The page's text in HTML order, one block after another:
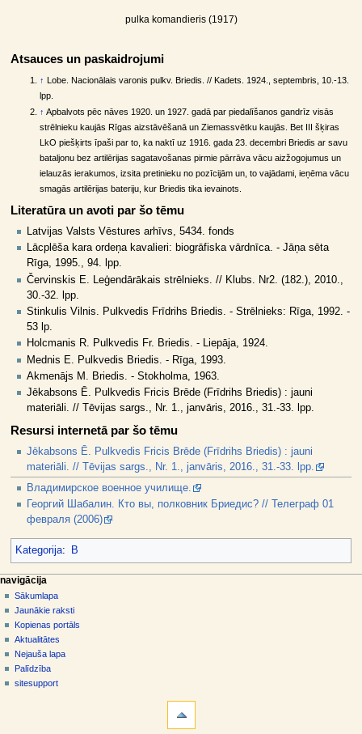
pulka komandieris (1917)
Atsauces un paskaidrojumi
↑ Lobe. Nacionālais varonis pulkv. Briedis. // Kadets. 1924., septembris, 10.-13.
lpp.
↑ Apbalvots pēc nāves 1920. un 1927. gadā par piedalīšanos gandrīz visās
strēlnieku kaujās Rīgas aizstāvēšanā un Ziemassvētku kaujās. Bet III šķiras
LkO piešķirts īpaši par to, ka naktī uz 1916. gada 23. decembri Briedis ar savu
bataljonu bez artilērijas sagatavošanas pirmie pārrāva vācu aizžogojumus un
ielauzās ierakumos, izsita pretinieku no pozīcijām un, to vajādami, ieņēma vācu
smagās artilērijas bateriju, kur Briedis tika ievainots.
Literatūra un avoti par šo tēmu
Latvijas Valsts Vēstures arhīvs, 5434. fonds
Lācplēša kara ordeņa kavalieri: biogrāfiska vārdnīca. - Jāņa sēta
Rīga, 1995., 94. lpp.
Červinskis E. Leģendārākais strēlnieks. // Klubs. Nr2. (182.), 2010.,
30.-32. lpp.
Stinkulis Vilnis. Pulkvedis Frīdrihs Briedis. - Strēlnieks: Rīga, 1992. -
53 lp.
Holcmanis R. Pulkvedis Fr. Briedis. - Liepāja, 1924.
Mednis E. Pulkvedis Briedis. - Rīga, 1993.
Akmenājs M. Briedis. - Stokholma, 1963.
Jēkabsons Ē. Pulkvedis Fricis Brēde (Frīdrihs Briedis) : jauni
materiāli. // Tēvijas sargs., Nr. 1., janvāris, 2016., 31.-33. lpp.
Resursi internetā par šo tēmu
Jēkabsons Ē. Pulkvedis Fricis Brēde (Frīdrihs Briedis) : jauni
materiāli. // Tēvijas sargs., Nr. 1., janvāris, 2016., 31.-33. lpp.
Владимирское военное училище.
Георгий Шабалин. Кто вы, полковник Бриедис? // Телеграф 01
февраля (2006)
Kategorija: B
N
a
v
g
ā
c
lapas darbības
raksts
diskusija
skatīt
aplūkot
kodu
vēsture
dalībnieka rīki
pieslēgties
navigācija
Sākumlapa
Jaunākie raksti
Kopienas portāls
Aktualitātes
Nejauša lapa
Palīdzība
sitesupport